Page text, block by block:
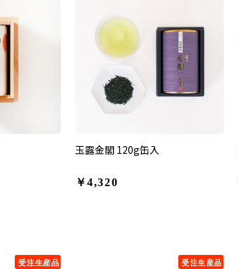
玉露金閣 120g缶入
￥4,320